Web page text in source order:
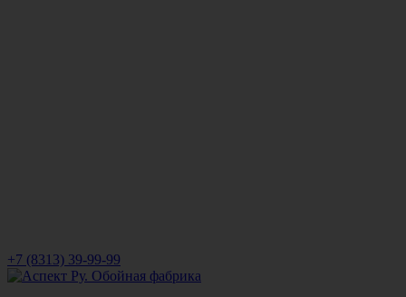
+7 (8313) 39-99-99